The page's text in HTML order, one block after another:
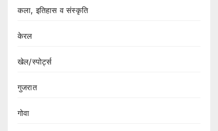
कला, इतिहास व संस्कृति
केरल
खेल/स्पोर्ट्स
गुजरात
गोवा